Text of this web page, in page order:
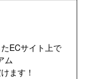
ECサイト上で
ム
ます！